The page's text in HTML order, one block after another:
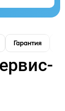
Гарантия